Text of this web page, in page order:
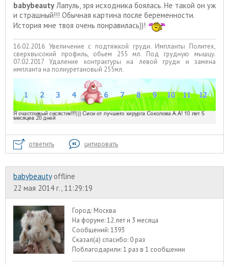
babybeauty Лапуль, зря исходника боялась. Не такой он уж
и страшный!!! Обычная картина после беременности.
История мне твоя очень понравилась))!
16.02.2016 Увеличение с подтяжкой груди. Импланты Политех,
сверхвысокий профиль, обьем 255 мл. Под грудную мышцу.
07.02.2017 Удаление контрактуры на левой груди и замена
импланта на полиуретановый 255мл.
ответить цитировать
babybeauty offline
22 мая 2014 г., 11:29:19
Город: Москва
На форуме:12 лет и 3 месяца
Сообщений:1393
Сказал(а) спасибо: 0 раз
Поблагодарили:1 раз в 1 сообщении